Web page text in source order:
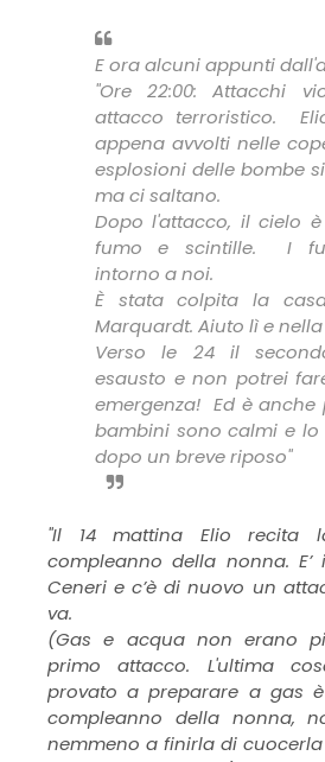
E ora alcuni appunti
"Ore 22:00: Attacchi
attacco terroristico.
appena avvolti nelle
esplosioni delle bombe
ma ci saltano.
Dopo l'attacco, il cielo
fumo e scintille. I
intorno a noi.
È stata colpita la
Marquardt. Aiuto lì e
Verso le 24 il
esausto e non potrei
emergenza! Ed è
bambini sono calmi e lo
dopo un breve riposo"
"Il 14 mattina Elio recita
compleanno della nonna.
Ceneri e c’è di nuovo un
va.
(Gas e acqua non erano
primo attacco. L'ultima
provato a preparare a gas
compleanno della nonna,
nemmeno a finirla di